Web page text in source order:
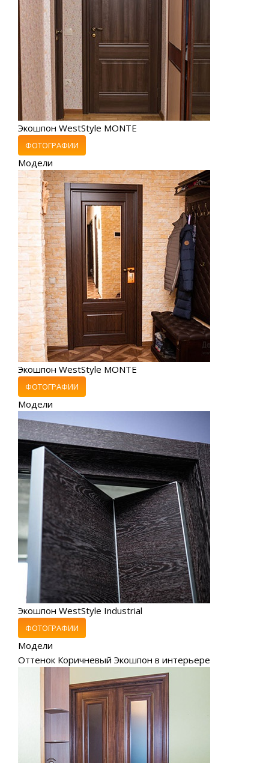
Экошпон WestStyle MONTE
ФОТОГРАФИИ
Модели
Экошпон WestStyle MONTE
ФОТОГРАФИИ
Модели
Экошпон WestStyle Industrial
ФОТОГРАФИИ
Модели
Оттенок Коричневый Экошпон в интерьере